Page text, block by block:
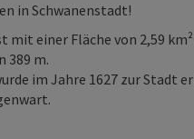
in Schwanenstadt!
mit einer Fläche von 2,59
389 m.
im Jahre 1627 zur Stadt